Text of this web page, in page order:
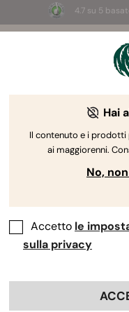
4.7 su 5
3 semi
Hai
Il contenuto e i
ai maggiorenni.
No,
Accetto le
sulla privacy